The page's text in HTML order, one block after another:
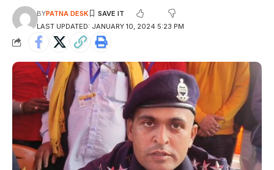
LAST UPDATED: JANUARY 10, 2024 5:23 PM
BYPATNA DESK